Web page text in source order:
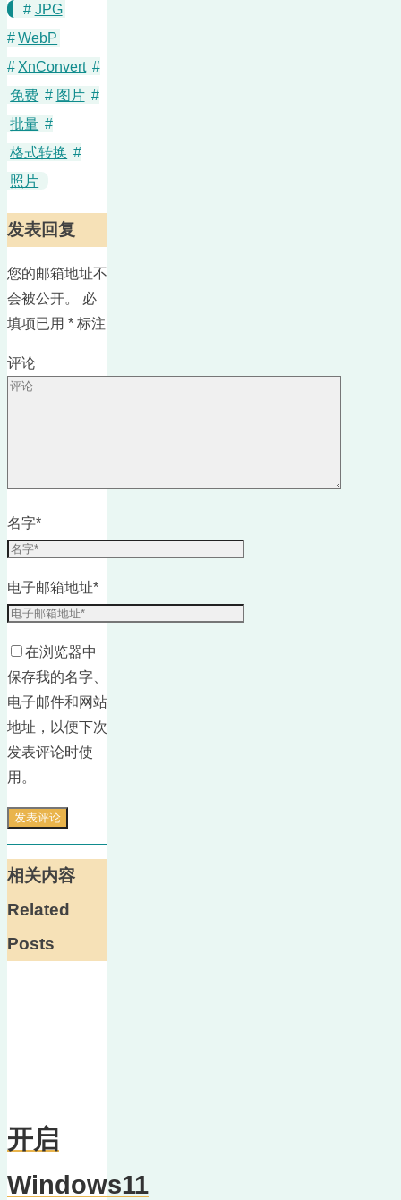
# JPG
#WebP
# XnConvert #
免费 # 图片 #
批量 #
格式转换 #
照片
发表回复
您的邮箱地址不
会被公开。
必
填项已用 * 标注
评论
名字*
电子邮箱地址*
在浏览器中
保存我的名字、
电子邮件和网站
地址，以便下次
发表评论时使
用。
相关内容
Related
Posts
开启
Windows11